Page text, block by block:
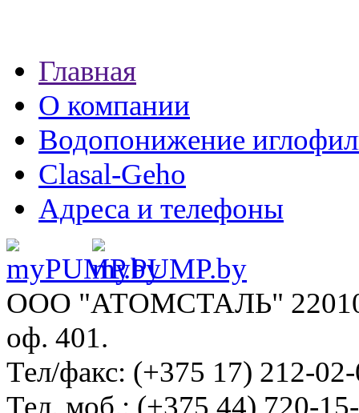
Главная
О компании
Водопонижение
Clasal-Geho
Адреса и телефоны
ООО "АТОМСТАЛЬ"
оф. 401.
Тел/факс: (+375 17) 212-
Тел. моб.: (+375 44) 720-